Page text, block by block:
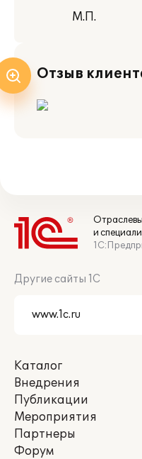
М.П.
Отзыв
и
Другие сайты 1С
Каталог
Внедрения
Публикации
Мероприятия
Партнеры
Форум